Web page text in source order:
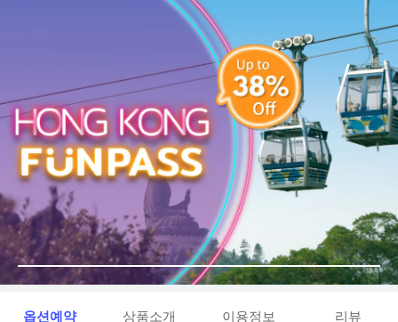
옵션예약 상품소개 이용정보 리뷰